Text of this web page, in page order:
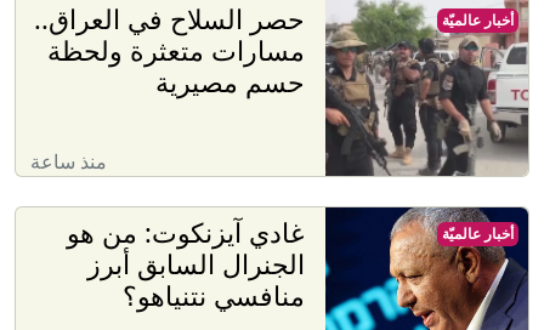
حصر السلاح في العراق..
مسارات متعثرة ولحظة
حسم مصيرية
منذ ساعة
أخبار عالميّة
غادي آيزنكوت: من هو
الجنرال السابق أبرز
منافسي نتنياهو؟
أخبار عالميّة